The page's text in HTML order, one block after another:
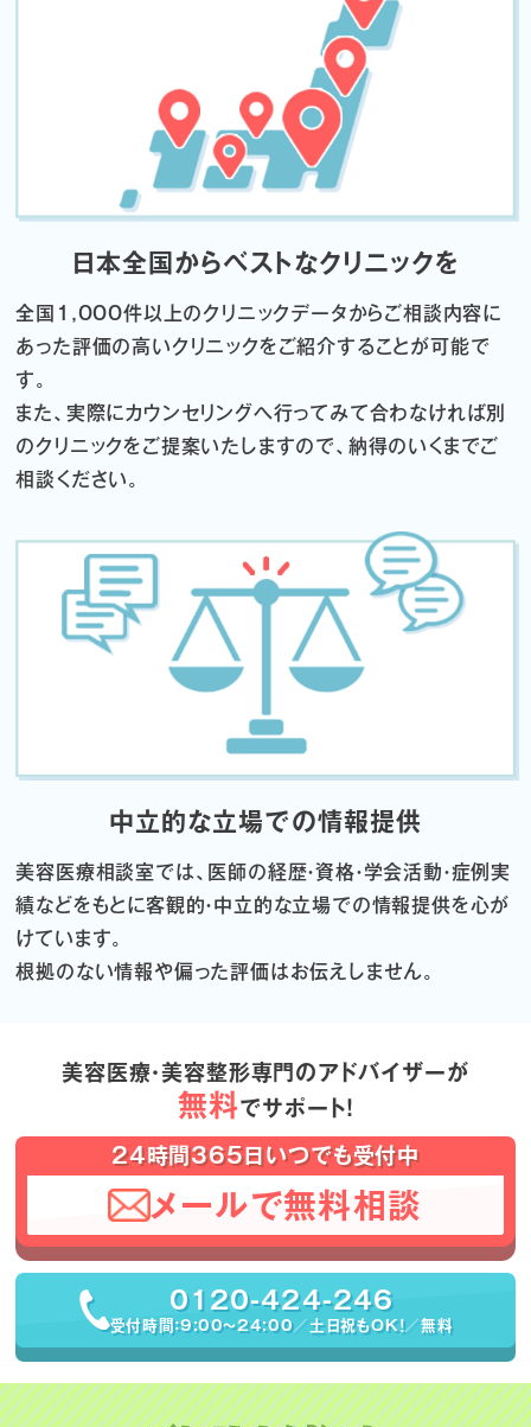
日本全国からベストなクリニックを
全国1,000件以上のクリニックデータからご相談内容に
あった評価の高いクリニックをご紹介することが可能で
す。
また、実際にカウンセリングへ行ってみて合わなければ別
のクリニックをご提案いたしますので、納得のいくまでご
相談ください。
中立的な立場での情報提供
美容医療相談室では、医師の経歴・資格・学会活動・症例実
績などをもとに客観的・中立的な立場での情報提供を心が
けています。
根拠のない情報や偏った評価はお伝えしません。
美容医療・美容整形専門のアドバイザーが
無料でサポート！
24時間365日いつでも受付中
メールで無料相談
0120-424-246
受付時間：9:00〜24:00／土日祝もOK！／無料